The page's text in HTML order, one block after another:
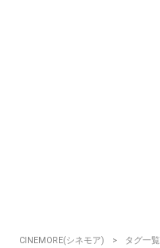
CINEMORE(シネモア) タグ一覧